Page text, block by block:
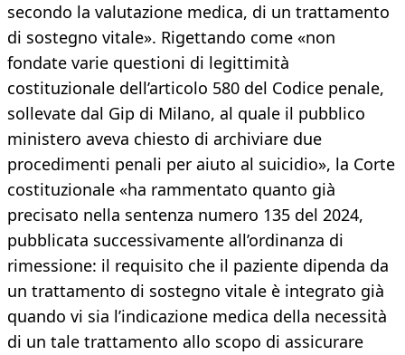
secondo la valutazione medica, di un trattamento
di sostegno vitale». Rigettando come «non
fondate varie questioni di legittimità
costituzionale dell’articolo 580 del Codice penale,
sollevate dal Gip di Milano, al quale il pubblico
ministero aveva chiesto di archiviare due
procedimenti penali per aiuto al suicidio», la Corte
costituzionale «ha rammentato quanto già
precisato nella sentenza numero 135 del 2024,
pubblicata successivamente all’ordinanza di
rimessione: il requisito che il paziente dipenda da
un trattamento di sostegno vitale è integrato già
quando vi sia l’indicazione medica della necessità
di un tale trattamento allo scopo di assicurare